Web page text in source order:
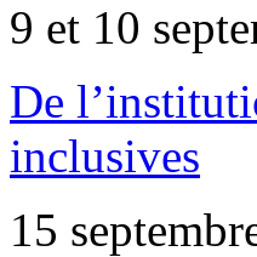
9 et 10
De
inclusives
15